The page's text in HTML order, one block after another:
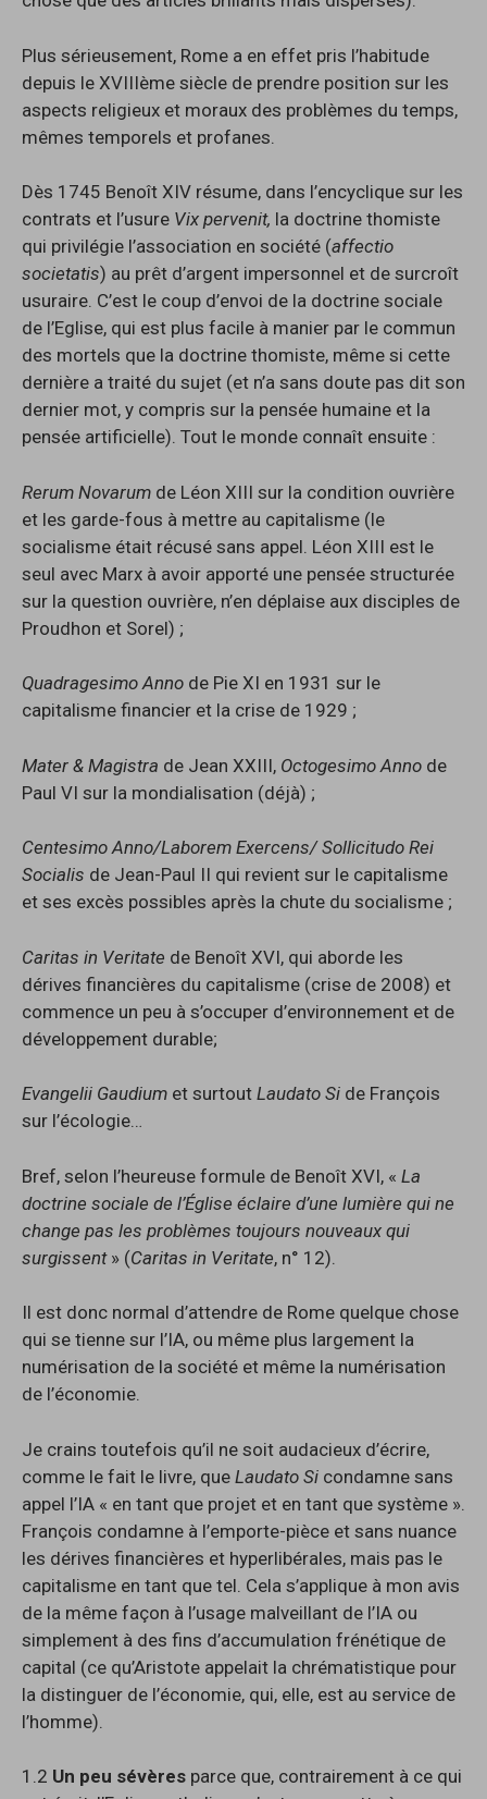
Plus sérieusement, Rome a en effet pris l’habitude
depuis le XVIIIème siècle de prendre position sur les
aspects religieux et moraux des problèmes du temps,
mêmes temporels et profanes.
Dès 1745 Benoît XIV résume, dans l’encyclique sur les
contrats et l’usure Vix pervenit, la doctrine thomiste
qui privilégie l’association en société (affectio
societatis) au prêt d’argent impersonnel et de surcroît
usuraire. C’est le coup d’envoi de la doctrine sociale
de l’Eglise, qui est plus facile à manier par le commun
des mortels que la doctrine thomiste, même si cette
dernière a traité du sujet (et n’a sans doute pas dit son
dernier mot, y compris sur la pensée humaine et la
pensée artificielle). Tout le monde connaît ensuite :
Rerum Novarum de Léon XIII sur la condition ouvrière
et les garde-fous à mettre au capitalisme (le
socialisme était récusé sans appel. Léon XIII est le
seul avec Marx à avoir apporté une pensée structurée
sur la question ouvrière, n’en déplaise aux disciples de
Proudhon et Sorel) ;
Quadragesimo Anno de Pie XI en 1931 sur le
capitalisme financier et la crise de 1929 ;
Mater & Magistra de Jean XXIII, Octogesimo Anno de
Paul VI sur la mondialisation (déjà) ;
Centesimo Anno/Laborem Exercens/ Sollicitudo Rei
Socialis de Jean-Paul II qui revient sur le capitalisme
et ses excès possibles après la chute du socialisme ;
Caritas in Veritate de Benoît XVI, qui aborde les
dérives financières du capitalisme (crise de 2008) et
commence un peu à s’occuper d’environnement et de
développement durable;
Evangelii Gaudium et surtout Laudato Si de François
sur l’écologie…
Bref, selon l’heureuse formule de Benoît XVI, « La
doctrine sociale de l’Église éclaire d’une lumière qui ne
change pas les problèmes toujours nouveaux qui
surgissent» (Caritas in Veritate, n° 12).
Il est donc normal d’attendre de Rome quelque chose
qui se tienne sur l’IA, ou même plus largement la
numérisation de la société et même la numérisation
de l’économie.
Je crains toutefois qu’il ne soit audacieux d’écrire,
comme le fait le livre, que Laudato Si condamne sans
appel l’IA « en tant que projet et en tant que système ».
François condamne à l’emporte-pièce et sans nuance
les dérives financières et hyperlibérales, mais pas le
capitalisme en tant que tel. Cela s’applique à mon avis
de la même façon à l’usage malveillant de l’IA ou
simplement à des fins d’accumulation frénétique de
capital (ce qu’Aristote appelait la chrématistique pour
la distinguer de l’économie, qui, elle, est au service de
l’homme).
1.2 Un peu sévères parce que, contrairement à ce qui